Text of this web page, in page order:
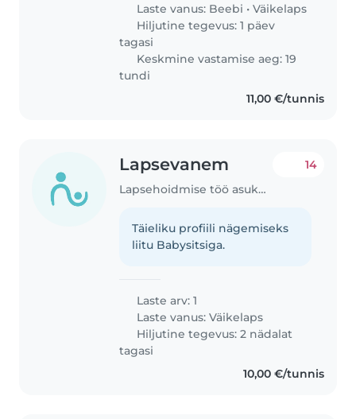
Laste vanus: Beebi •Väikelaps
Hiljutine tegevus: 1 päev
tagasi
Keskmine vastamise aeg: 19
tundi
11,00 €/tunnis
Lapsevanem
Lapsehoidmise töö asukohas Harkujärve
14
Täieliku profiili nägemiseks
liitu Babysitsiga.
Laste arv: 1
Laste vanus:Väikelaps
Hiljutine tegevus: 2 nädalat
tagasi
10,00 €/tunnis